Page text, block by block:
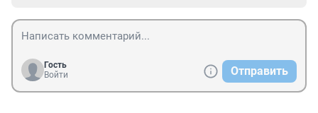
Гость
Войти
Отправить